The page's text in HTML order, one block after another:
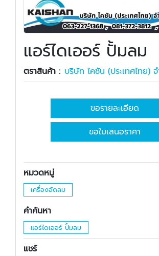
แอร์ไดเออร์ ปั้มลม
ตราสินค้า : บริษัท ไคชัน (ประเทศไทย)
ขอรายละเอียด
ขอใบเสนอราคา
หมวดหมู่
เครื่องอัดลม
คำค้นหา
แอร์ไดเออร์ ปั้มลม
แชร์